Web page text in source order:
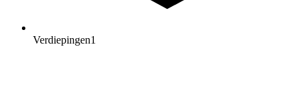
Verdiepingen1